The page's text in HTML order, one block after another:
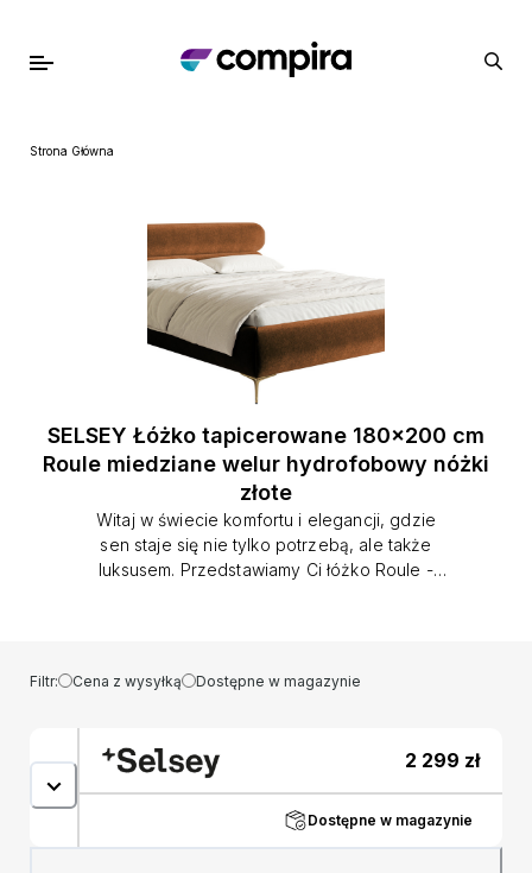
Strona Główna
SELSEY Łóżko tapicerowane 180x200 cm
Roule miedziane welur hydrofobowy nóżki
złote
Witaj w świecie komfortu i elegancji, gdzie
sen staje się nie tylko potrzebą, ale także
luksusem. Przedstawiamy Ci łóżko Roule -
Łóżko Roule to wyjątkowe i stylowe
rozwiązanie do każdej sypialni. Jego
w formie dwóch poziomych owali, który
nadaje mu wyjątkowego uroku. Jego obły
kształt jest nie tylko estetyczny, ale także
funkcjonalny, ponieważ pozwala na wygodne
oparcie się podczas czytania książki lub
Filtr: Cena z wysyłką Dostępne w magazynie
2 299 zł
Dostępne w magazynie